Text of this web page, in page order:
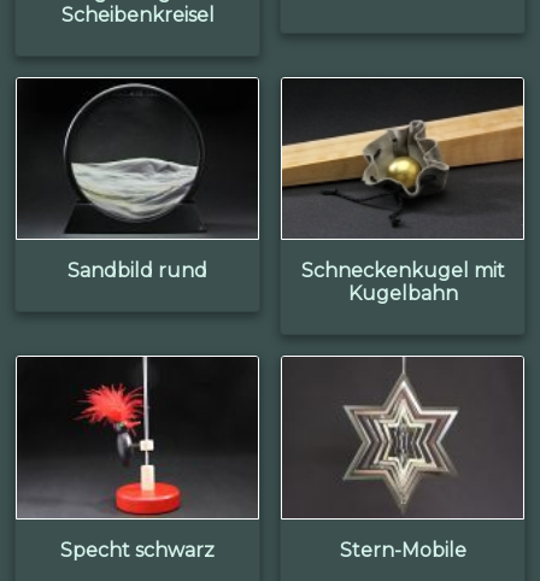
Scheibenkreisel
Sandbild rund
Schneckenkugel mit
Kugelbahn
Specht schwarz Stern-Mobile